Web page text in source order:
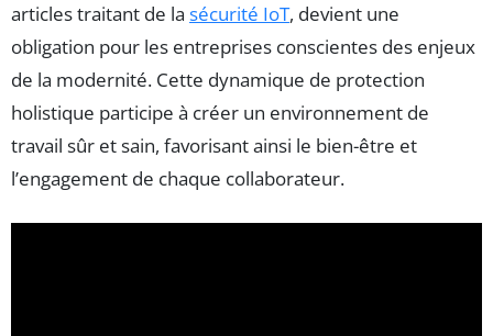
articles traitant de la sécurité IoT, devient une
obligation pour les entreprises conscientes des enjeux
de la modernité. Cette dynamique de protection
holistique participe à créer un environnement de
travail sûr et sain, favorisant ainsi le bien-être et
l’engagement de chaque collaborateur.